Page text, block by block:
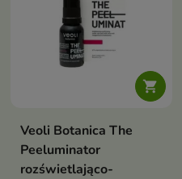

Veoli Botanica The
Peeluminator
rozświetlająco-